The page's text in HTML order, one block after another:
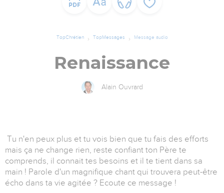
TopChrétien TopMessages Message audio
Renaissance
Alain Ouvrard
Tu n'en peux plus et tu vois bien que tu fais des efforts
mais ça ne change rien, reste confiant ton Père te
comprends, il connait tes besoins et il te tient dans sa
main ! Parole d'un magnifique chant qui trouvera peut-être
écho dans ta vie agitée ? Ecoute ce message !